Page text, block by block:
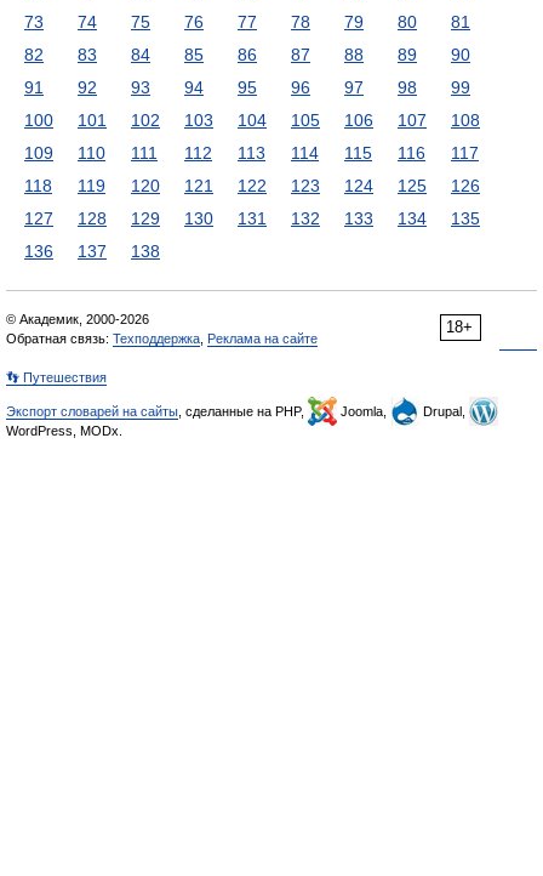
73
74 75 76 77 78 79 80
81
82
83 84 85 86 87 88 89
90
91
92 93 94 95 96 97 98
99
100
101 102 103 104 105 106 107
108
109
110 111 112 113 114 115 116
117
118
119 120 121 122 123 124 125
126
127
128 129 130 131 132 133 134
135
136
137 138
18+
© Академик, 2000-2026
Обратная связь: Техподдержка Реклама на сайте
👣 Путешествия
Экспорт словарей на сайты , сделанные на PHP, Joomla,
Drupal,
WordPress, MODx.